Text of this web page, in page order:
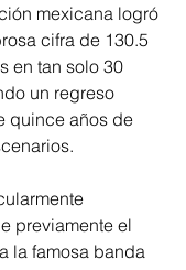
mexicana logró
cifra de 130.5
en tan solo 30
un regreso
quince años de
previamente el
la famosa banda